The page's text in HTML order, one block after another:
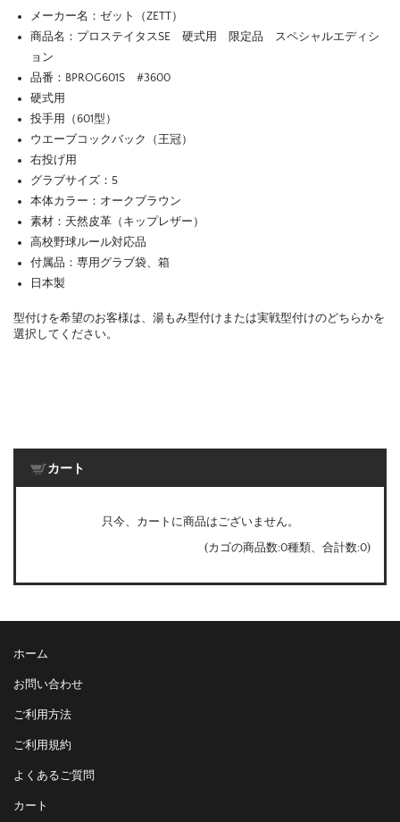
メーカー名：ゼット（ZETT）
商品名：プロステイタスSE 硬式用 限定品 スペシャルエディシ
ョン
品番：BPROG601S #3600
硬式用
投手用（601型）
ウエーブコックバック（王冠）
右投げ用
グラブサイズ：5
本体カラー：オークブラウン
素材：天然皮革（キップレザー）
高校野球ルール対応品
付属品：専用グラブ袋、箱
日本製
型付けを希望のお客様は、湯もみ型付けまたは実戦型付けのどちらかを
選択してください。
カート
只今、カートに商品はございません。
(カゴの商品数:0種類、合計数:0)
ホーム
お問い合わせ
ご利用方法
ご利用規約
よくあるご質問
カート